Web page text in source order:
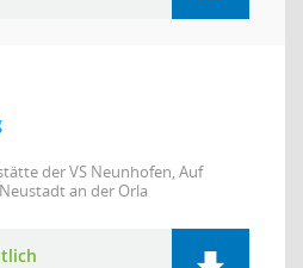
der VS Neunhofen, Auf
an der Orla